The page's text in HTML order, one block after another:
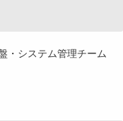
・システム管理チーム